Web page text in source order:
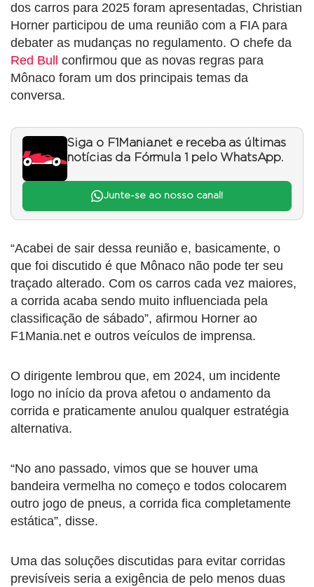
dos carros para 2025 foram apresentadas, Christian
Horner participou de uma reunião com a FIA para
debater as mudanças no regulamento. O chefe da
Red Bull
confirmou que as novas regras para
Mônaco foram um dos principais temas da
conversa.
Siga o F1Mania.net e receba as últimas
notícias da Fórmula 1 pelo WhatsApp.
Junte-se ao nosso canal!
“Acabei de sair dessa reunião e, basicamente, o
que foi discutido é que Mônaco não pode ter seu
traçado alterado. Com os carros cada vez maiores,
a corrida acaba sendo muito influenciada pela
classificação de sábado”, afirmou Horner ao
F1Mania.net e outros veículos de imprensa.
O dirigente lembrou que, em 2024, um incidente
logo no início da prova afetou o andamento da
corrida e praticamente anulou qualquer estratégia
alternativa.
“No ano passado, vimos que se houver uma
bandeira vermelha no começo e todos colocarem
outro jogo de pneus, a corrida fica completamente
estática”, disse.
Uma das soluções discutidas para evitar corridas
previsíveis seria a exigência de pelo menos duas